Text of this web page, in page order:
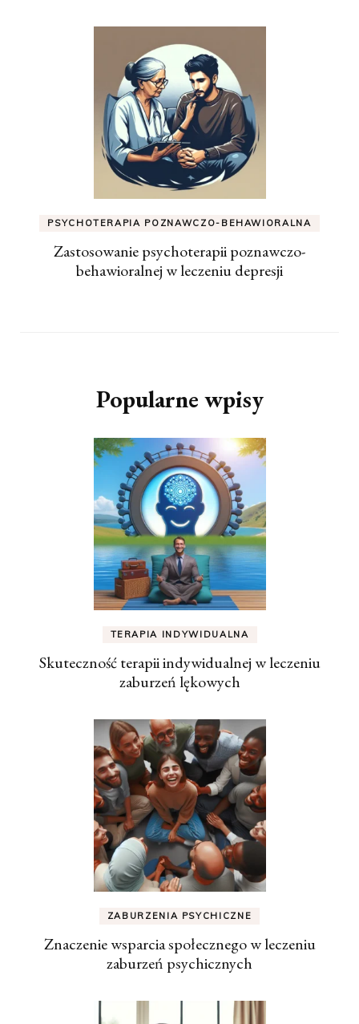
PSYCHOTERAPIA POZNAWCZO-BEHAWIORALNA
Zastosowanie psychoterapii poznawczo-
behawioralnej w leczeniu depresji
Popularne wpisy
TERAPIA INDYWIDUALNA
Skuteczność terapii indywidualnej w leczeniu
zaburzeń lękowych
ZABURZENIA PSYCHICZNE
Znaczenie wsparcia społecznego w leczeniu
zaburzeń psychicznych